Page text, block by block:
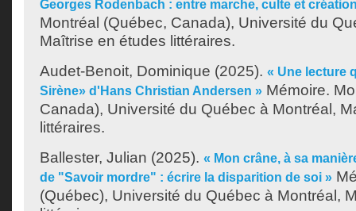
Georges Rodenbach : entre marche, culte et
Montréal (Québec, Canada), Université du
Maîtrise en études littéraires.
Audet-Benoit, Dominique (2025). « Une lecture
Sirène» d'Hans Christian Andersen » Mémoire.
Canada), Université du Québec à Montréal,
littéraires.
Ballester, Julian (2025). « Mon crâne, à sa
de "Savoir mordre" : écrire la disparition de soi »
(Québec), Université du Québec à Montréal,